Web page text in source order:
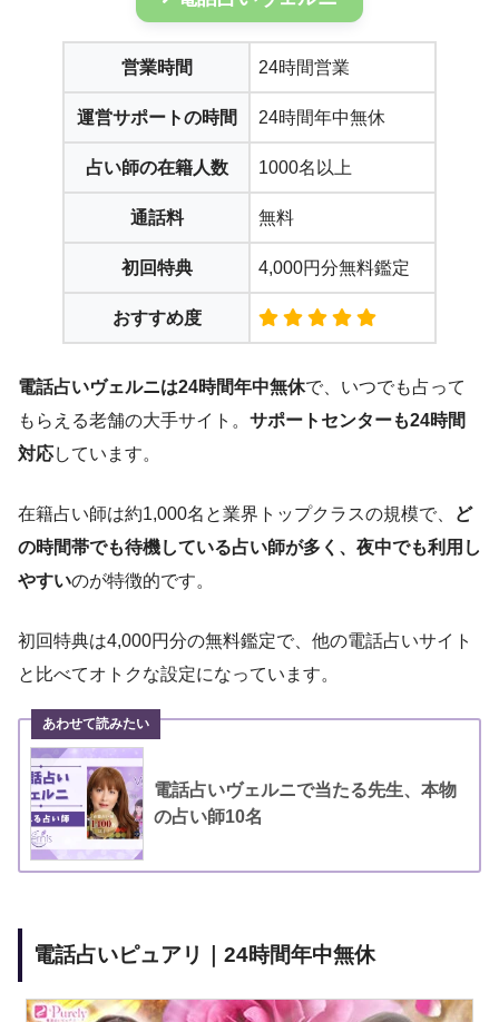
営業時間 24時間営業
運営サポートの時間 24時間年中無休
占い師の在籍人数 1000名以上
通話料 無料
初回特典 4,000円分無料鑑定
おすすめ度
電話占いヴェルニは24時間年中無休で、いつでも占って
もらえる老舗の大手サイト。 サポートセンターも24時間
対応しています。
在籍占い師は約1,000名と業界トップクラスの規模で、
ど
の時間帯でも待機している占い師が多く、夜中でも利用し
やすいのが特徴的です。
初回特典は4,000円分の無料鑑定で、他の電話占いサイト
と比べてオトクな設定になっています。
電話占いヴェルニで当たる先生、本物
の占い師10名
電話占いピュアリ｜24時間年中無休